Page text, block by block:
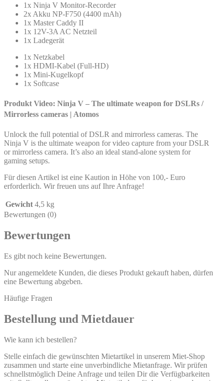
1x Ninja V Monitor-Recorder
2x Akku NP-F750 (4400 mAh)
1x Master Caddy II
1x 12V-3A AC Netzteil
1x Ladegerät
1x Netzkabel
1x HDMI-Kabel (Full-HD)
1x Mini-Kugelkopf
1x Softcase
Produkt Video: Ninja V – The ultimate weapon for DSLRs /
Mirrorless cameras | Atomos
Unlock the full potential of DSLR and mirrorless cameras. The
Ninja V is the ultimate weapon for video capture from your DSLR
or mirrorless camera. It’s also an ideal stand-alone system for
gaming setups.
Für diesen Artikel ist eine Kaution in Höhe von 100,- Euro
erforderlich. Wir freuen uns auf Ihre Anfrage!
Gewicht 4,5 kg
Bewertungen (0)
Bewertungen
Es gibt noch keine Bewertungen.
Nur angemeldete Kunden, die dieses Produkt gekauft haben, dürfen
eine Bewertung abgeben.
Häufige Fragen
Bestellung und Mietdauer
Wie kann ich bestellen?
Stelle einfach die gewünschten Mietartikel in unserem Miet-Shop
zusammen und starte eine unverbindliche Mietanfrage. Wir prüfen
schnellstmöglich Deine Anfrage und teilen Dir die Verfügbarkeiten